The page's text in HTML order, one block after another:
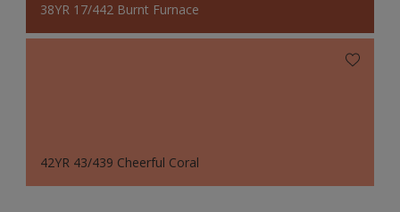
38YR 17/442 Burnt Furnace
42YR 43/439 Cheerful Coral